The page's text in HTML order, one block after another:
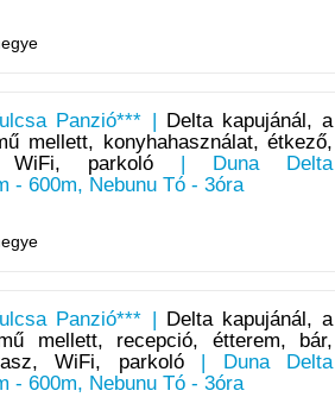
Panzió*** |
Delta kapujánál, a
mellett, konyhahasználat, étkező,
WiFi, parkoló| Duna Delta
- 600m, Nebunu Tó - 3óra
Panzió*** |
Delta kapujánál, a
mellett, recepció, étterem, bár,
WiFi, parkoló| Duna Delta
- 600m, Nebunu Tó - 3óra